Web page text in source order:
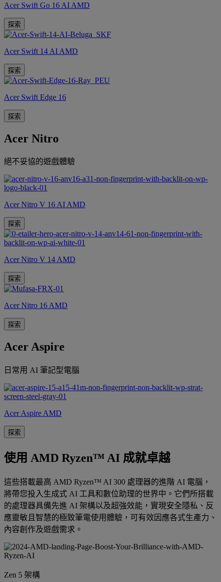
Acer Swift Go 16 AI AMD
探索
Acer Swift 14 AI AMD
探索
Acer Swift Edge 16
探索
Acer Nitro
絕不妥協的遊戲體驗
Acer Nitro V 16 AI AMD
探索
Acer Nitro V 14 AMD
探索
Acer Nitro 16 AMD
探索
Acer Aspire
日常用 AI 筆記型電腦
Acer Aspire AMD
探索
使用 AMD Ryzen™ AI 成就卓越
這些搭載最高 AMD Ryzen™ AI 300 處理器的進階 AI 電腦，
將帶您投入生成式 AI 工具和數位助理的世界中。它們所搭載
的處理器具備先進 AI 架構以及超強效能，實現安全隱私、反
應靈敏且智慧的極致筆電使用體驗，可有效因應各式生產力、
內容創作及遊戲需求。
Zen 5 架構